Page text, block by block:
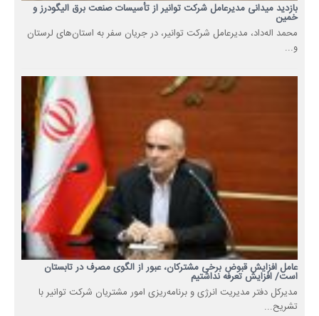
بازدید میدانی مدیرعامل شرکت توانیر از تأسیسات صنعت برق الیگودرز و
خمین
محمد اله‌داد، مدیرعامل شرکت توانیر، در جریان سفر به استان‌های لرستان
و...
عامل افزایش قبوض برخی مشترکان، عبور از الگوی مصرف در تابستان
است/ افزایش تعرفه نداشتیم
مدیرکل دفتر مدیریت انرژی و برنامه‌ریزی امور مشتریان شرکت توانیر با
تشریح...